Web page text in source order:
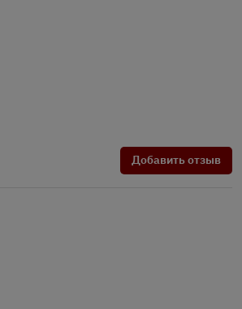
Добавить отзыв